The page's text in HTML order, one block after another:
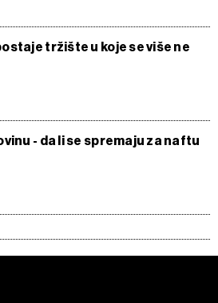
tržište u koje se više ne
- da li se spremaju za naftu